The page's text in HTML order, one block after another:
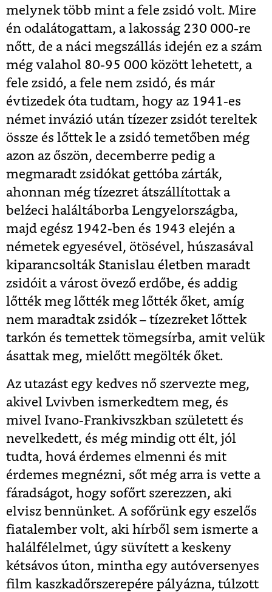
melynek több mint a fele zsidó volt. Mire
én odalátogattam, a lakosság 230 000-re
nőtt, de a náci megszállás idején ez a szám
még valahol 80-95 000 között lehetett, a
fele zsidó, a fele nem zsidó, és már
évtizedek óta tudtam, hogy az 1941-es
német invázió után tízezer zsidót tereltek
össze és lőttek le a zsidó temetőben még
azon az őszön, decemberre pedig a
megmaradt zsidókat gettóba zárták,
ahonnan még tízezret átszállítottak a
belźeci haláltáborba Lengyelországba,
majd egész 1942-ben és 1943 elején a
németek egyesével, ötösével, húszasával
kiparancsolták Stanislau életben maradt
zsidóit a várost övező erdőbe, és addig
lőtték meg lőtték meg lőtték őket, amíg
nem maradtak zsidók – tízezreket lőttek
tarkón és temettek tömegsírba, amit velük
ásattak meg, mielőtt megölték őket.
Az utazást egy kedves nő szervezte meg,
akivel Lvivben ismerkedtem meg, és
mivel Ivano-Frankivszkban született és
nevelkedett, és még mindig ott élt, jól
tudta, hová érdemes elmenni és mit
érdemes megnézni, sőt még arra is vette a
fáradságot, hogy sofőrt szerezzen, aki
elvisz bennünket. A sofőrünk egy eszelős
fiatalember volt, aki hírből sem ismerte a
halálfélelmet, úgy süvített a keskeny
kétsávos úton, mintha egy autóversenyes
film kaszkadőrszerepére pályázna, túlzott